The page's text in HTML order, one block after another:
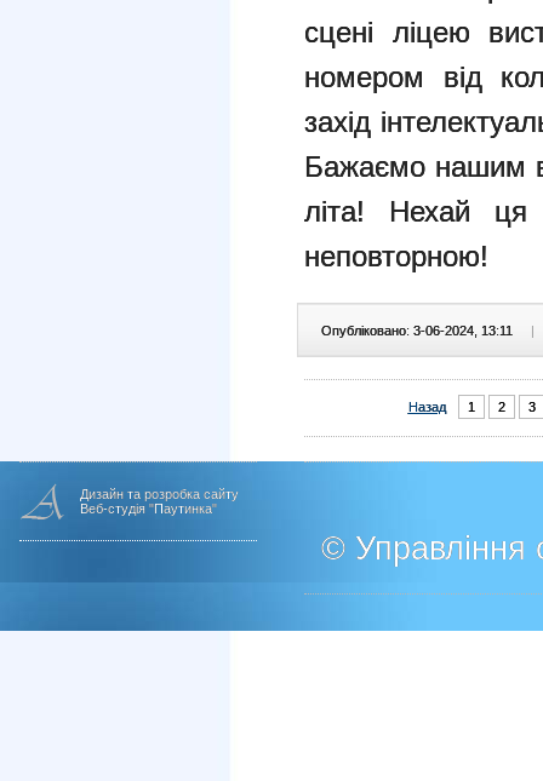
сцені ліцею
номером від
захід
Бажаємо нашим
літа! Нехай ця
неповторною!
Опубліковано: 3-06-2024, 13:11 |
Назад 1 2 3
Дизайн та розробка сайту
Веб-студія "Паутинка"
© Управління